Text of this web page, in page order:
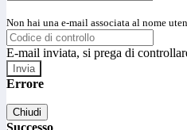
Non hai una e-mail associata al nome
E-mail inviata, si prega di
Errore
Chiudi